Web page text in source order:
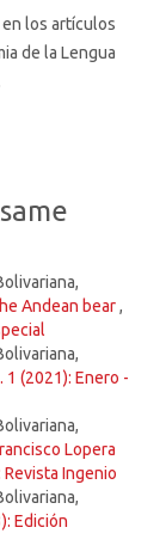
los artículos
de la Lengua
Andean bear,
1 (2021): Enero -
Lopera
Revista Ingenio
Edición